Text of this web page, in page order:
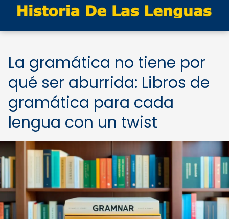
La gramática no tiene por
qué ser aburrida: Libros de
gramática para cada
lengua con un twist